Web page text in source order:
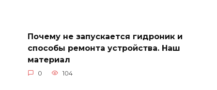
Почему не запускается гидроник и
способы ремонта устройства. Наш
материал
0 104